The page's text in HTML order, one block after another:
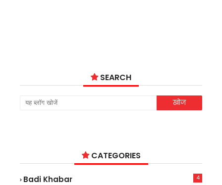
SEARCH
CATEGORIES
Badi Khabar 4